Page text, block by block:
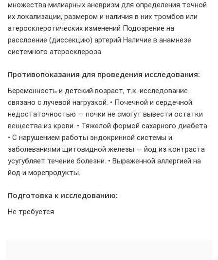
множества милиарных аневризм для определения точной
их локализации, размером и наличия в них тромбов или
атеросклеротических изменений Подозрение на
расслоение (диссекцию) артерий Наличие в анамнезе
системного атеросклероза
Противопоказания для проведения исследования:
Беременность и детский возраст, т.к. исследование
связано с лучевой нагрузкой. • Почечной и сердечной
недостаточностью — почки не смогут вывести остатки
вещества из крови. • Тяжелой формой сахарного диабета.
• С нарушением работы эндокринной системы и
заболеваниями щитовидной железы — йод из контраста
усугубляет течение болезни. • Выраженной аллергией на
йод и морепродукты.
Подготовка к исследованию:
Не требуется